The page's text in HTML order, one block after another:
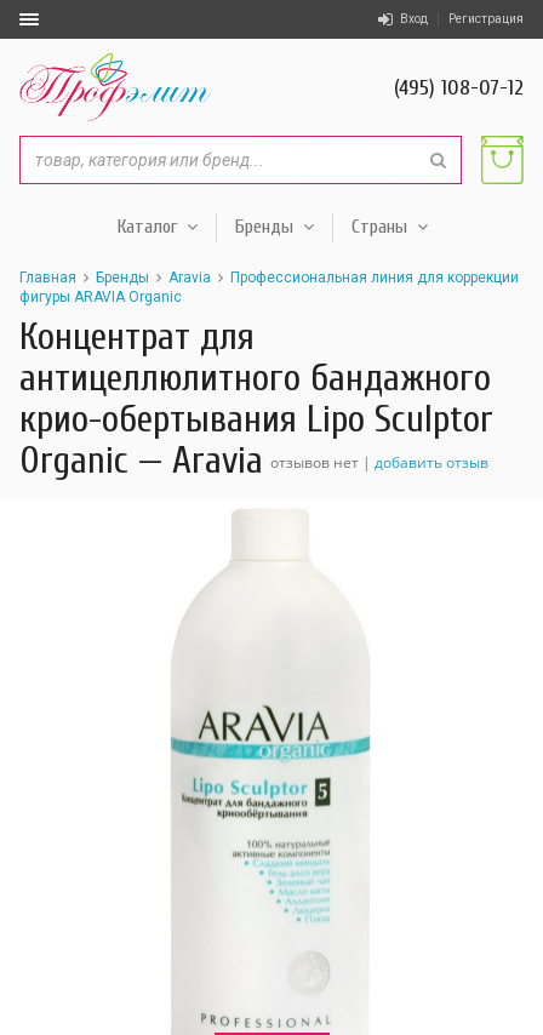
Вход Регистрация
(495) 108-07-12
Каталог Бренды Страны
Главная Бренды Aravia
Профессиональная линия для коррекции
фигуры ARAVIA Organic
Концентрат для
антицеллюлитного бандажного
крио-обертывания Lipo Sculptor
Organic — Aravia отзывов нет | добавить отзыв